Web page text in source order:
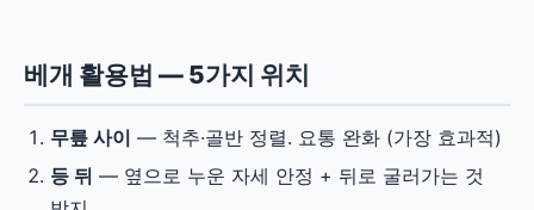
베개 활용법 — 5가지 위치
무릎 사이 — 척추·골반 정렬. 요통 완화 (가장 효과적)
등 뒤 — 옆으로 누운 자세 안정 + 뒤로 굴러가는 것